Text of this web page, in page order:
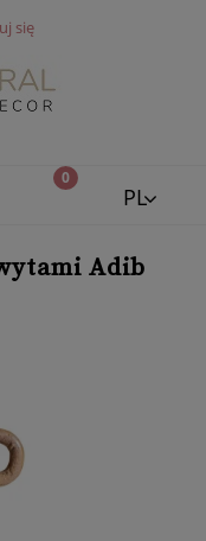
się
PL
Adib